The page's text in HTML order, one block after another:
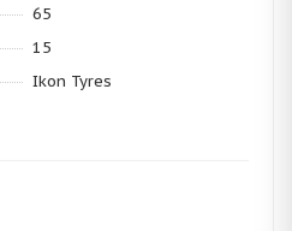
65
15
Ikon Tyres